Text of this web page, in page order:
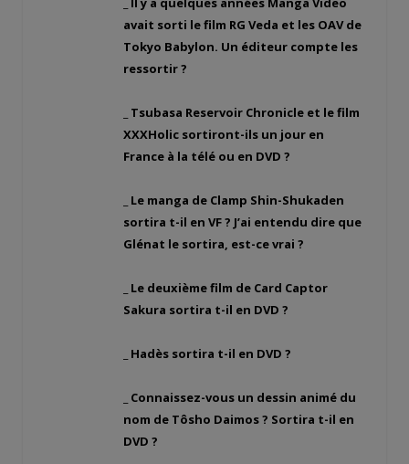
avait sorti le film RG Veda et les OAV de
Tokyo Babylon. Un éditeur compte les
ressortir ?
_ Tsubasa Reservoir Chronicle et le film
XXXHolic sortiront-ils un jour en
France à la télé ou en DVD ?
_ Le manga de Clamp Shin-Shukaden
sortira t-il en VF ? J’ai entendu dire que
Glénat le sortira, est-ce vrai ?
_ Le deuxième film de Card Captor
Sakura sortira t-il en DVD ?
_ Hadès sortira t-il en DVD ?
_ Connaissez-vous un dessin animé du
nom de Tôsho Daimos ? Sortira t-il en
DVD ?